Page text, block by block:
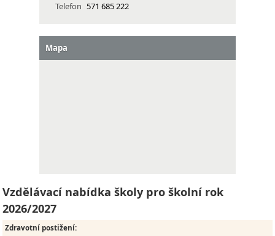
Telefon 571 685 222
Mapa
Vzdělávací nabídka školy pro školní rok
2026/2027
Zdravotní postižení: